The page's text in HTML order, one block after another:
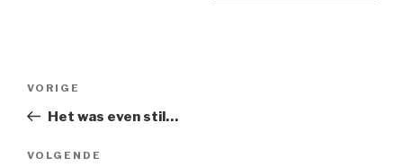
Vorig
bericht
VORIGE
Het was even stil…
Volgend
VOLGENDE